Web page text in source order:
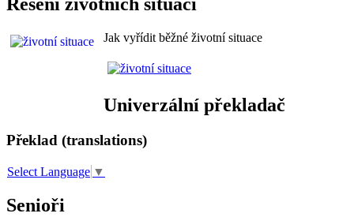
Jak vyřídit běžné životní situace
Univerzální překladač
Překlad (translations)
Select Language ▼
Senioři